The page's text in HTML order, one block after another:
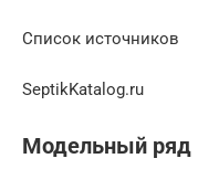
Список источников
SeptikKatalog.ru
Модельный ряд